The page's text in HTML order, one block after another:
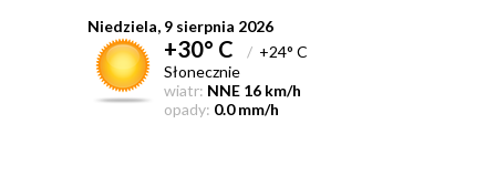
Niedziela, 9 sierpnia 2026
+30° C /+24° C
Słonecznie
wiatr: NNE 16 km/h
opady: 0.0 mm/h